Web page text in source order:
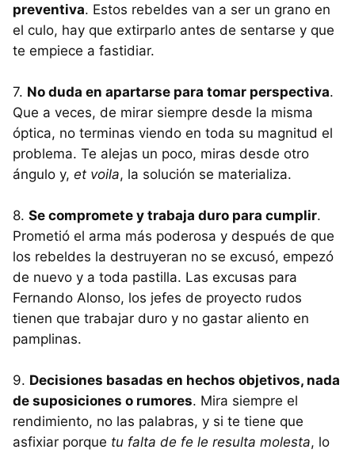
preventiva. Estos rebeldes van a ser un grano en
el culo, hay que extirparlo antes de sentarse y que
te empiece a fastidiar.
7. No duda en apartarse para tomar perspectiva.
Que a veces, de mirar siempre desde la misma
óptica, no terminas viendo en toda su magnitud el
problema. Te alejas un poco, miras desde otro
ángulo y, et voila, la solución se materializa.
8. Se compromete y trabaja duro para cumplir.
Prometió el arma más poderosa y después de que
los rebeldes la destruyeran no se excusó, empezó
de nuevo y a toda pastilla. Las excusas para
Fernando Alonso, los jefes de proyecto rudos
tienen que trabajar duro y no gastar aliento en
pamplinas.
9. Decisiones basadas en hechos objetivos, nada
de suposiciones o rumores. Mira siempre el
rendimiento, no las palabras, y si te tiene que
asfixiar porque tu falta de fe le resulta molesta, lo